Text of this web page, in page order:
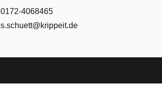
0172-4068465
s.schuett@krippeit.de